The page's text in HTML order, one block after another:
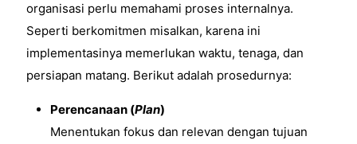
organisasi perlu memahami proses internalnya.
Seperti berkomitmen misalkan, karena ini
implementasinya memerlukan waktu, tenaga, dan
persiapan matang. Berikut adalah prosedurnya:
Perencanaan (Plan)
Menentukan fokus dan relevan dengan tujuan